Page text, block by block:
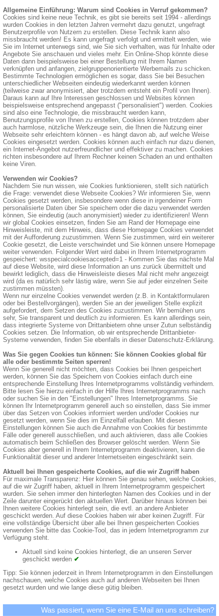
Allgemeine Einführung: Warum sind Cookies in Verruf gekommen?
Cookies sind keine neue Technik, es gibt sie bereits seit 1994 - allerdings
wurden Cookies in den letzten Jahren vermehrt dazu genutzt, ungefragt
Benutzerprofile von Nutzern zu erstellen. Diese Technik kann also
missbraucht werden! Es kann ungefragt verfolgt und ermittelt werden, wie
Sie im Internet unterwegs sind, wie Sie sich verhalten, was für Inhalte oder
Angebote Sie anschauen und vieles mehr. Ein Online-Shop könnte diese
Daten dann beispielsweise bei einer Bestellung mit Ihrem Namen
verknüpfen und anfangen, zielgruppenorientierte Werbemails zu schicken.
Bestimmte Technologien ermöglichen es sogar, dass Sie bei Besuchen
unterschiedlicher Webseiten eindeutig wiederkannt werden können
(teilweise zwar anonymisiert, aber trotzdem entsteht ein Profil von Ihnen).
Daraus kann auf Ihre Interessen geschlossen und Websites können
beispielsweise entsprechend angepasst ("personalisiert") werden. Cookies
sind also eine Technologie, die missbraucht werden kann,
Benutzungsprofile von Ihnen zu erstellen, Cookies können trotzdem aber
auch harmlose, nützliche Werkzeuge sein, die Ihnen die Nutzung einer
Webseite sehr erleichtern können - es hängt davon ab, auf welche Weise
Cookies eingesetzt werden. Cookies können auch einfach nur dazu dienen,
ein Internet-Angebot nutzerfreundlicher und effektiver zu machen. Cookies
richten insbesondere auf Ihrem Rechner keinen Schaden an und enthalten
keine Viren.
Verwenden wir Cookies?
Nachdem Sie nun wissen, wie Cookies funktionieren, stellt sich natürlich
die Frage: verwendet diese Webseite Cookies? Wir informieren Sie, wenn
Cookies gesetzt werden, insbesondere wenn diese in irgendeiner Form
personalisierte Daten über Sie speichern oder die dazu verwendet werden
können, Sie eindeutig (auch anonymisiert) wieder zu identifizieren! Wenn
wir global Cookies einsetzen, finden Sie am Rand der Homepage eine
Hinweisleiste, mit dem Hinweis, dass diese Homepage Cookies verwendet
mit der Aufforderung zuzustimmen. Wenn Sie zustimmen, wird ein weiterer
Cookie gesetzt, die Leiste verschwindet und Sie können unsere Homepage
weiter verwenden. Folgender Wert wird dabei in Ihrem Internetprogramm
gespeichert: wsspecialcookiesaccepted=1 - Kommen Sie das nächste Mal
auf diese Website, wird diese Information an uns zurück übermittelt und
bewirkt lediglich, dass die Hinweisleiste dieses Mal nicht mehr angezeigt
wird (da es natürlich sehr lästig wäre, wenn Sie auf jeder einzelnen Seite
zustimmen müssten).
Wenn nur einzelne Cookies verwendet werden (z.B. in Kontaktformularen
oder bei Bestellvorgängen), werden Sie an der jeweiligen Stelle explizit
aufgefordert, dem Setzen des Cookies zuzustimmen. Wir bemühen uns
sehr, Sie transparent und deutlich zu informieren. Es kann allerdings sein,
dass integrierte Systeme von Drittanbietern ohne unser Zutun selbständig
Cookies setzen. Die Information, ob wir entsprechende Drittanbieter-
Systeme verwenden, finden Sie ebenfalls in dieser Datenschutz-Erklärung.
Was Sie gegen Cookies tun können: Sie können Cookies global für
alle oder bestimmte Seiten sperren!
Wenn Sie generell nicht möchten, dass Cookies bei Ihnen gespeichert
werden, können Sie das Speichern von Cookies einfach durch eine
entsprechende Einstellung Ihres Internetprogramms vollständig verhindern.
Bitte lesen Sie hierzu einfach in der Hilfe Ihres Internetprogramms nach
oder suchen Sie in den "Einstellungen" Ihres Internetprogramms. Sie
können Ihr Internetprogramm generell auch so einstellen, dass Sie immer
über das Setzen von Cookies informiert werden und/oder Cookies nur
gesetzt werden, wenn Sie dies im Einzelfall erlauben. Mit diesen
Einstellungen können Sie auch die Annahme von Cookies für bestimmte
Fälle oder generell ausschließen, und auch aktivieren, dass alle Cookies
automatisch beim Schließen des Browser gelöscht werden. Wenn Sie
Cookies aber generell in Ihrem Internetprogramm deaktivieren, kann die
Funktionalität dieser und anderer Internetseiten eingeschränkt sein.
Aktuell bei Ihnen gespeicherte Cookies, auf die wir Zugriff haben
Für maximale Transparenz: Hier können Sie genau sehen, welche Cookies,
auf die wir Zugriff haben, aktuell in Ihrem Internetprogramm gespeichert
wurden. Sie sehen immer den hinterlegten Namen des Cookies und in der
Zeile darunter eingerückt den aktuellen Wert. Darüber hinaus können bei
Ihnen weitere Cookies hinterlegt sein, die evtl. an andere Anbieter
geschickt werden. Auf diese Cookies haben wir aber keinen Zugriff. Für
eine vollständige Übersicht über alle bei Ihnen gespeicherten Cookies
verwenden Sie bitte das Cookie-Tool, das in jedem Internetprogramm zur
Verfügung steht.
Aktuell sind keine Cookies hinterlegt, die an unseren Server
geschickt werden ✔
Tipp: Sie können jederzeit in Ihrem Internetprogramm in den Einstellungen
nachschauen, welche Cookies auch auf anderen Webseiten bei Ihnen
gesetzt wurden und wie lange diese gütig bleiben.
Was passiert, wenn Sie eine E-Mail an uns schreiben?